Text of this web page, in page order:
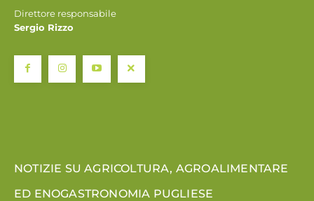
Direttore responsabile
Sergio Rizzo
NOTIZIE SU AGRICOLTURA, AGROALIMENTARE
ED ENOGASTRONOMIA PUGLIESE